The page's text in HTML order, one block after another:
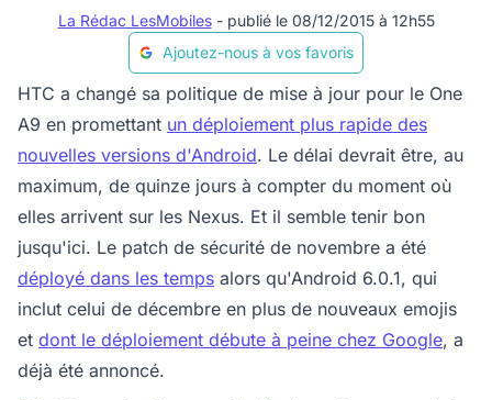
La Rédac LesMobiles - publié le 08/12/2015 à 12h55
Ajoutez-nous à vos favoris
HTC a changé sa politique de mise à jour pour le One
A9 en promettant un déploiement plus rapide des
nouvelles versions d'Android. Le délai devrait être, au
maximum, de quinze jours à compter du moment où
elles arrivent sur les Nexus. Et il semble tenir bon
jusqu'ici. Le patch de sécurité de novembre a été
déployé dans les temps alors qu'Android 6.0.1, qui
inclut celui de décembre en plus de nouveaux emojis
et dont le déploiement débute à peine chez Google, a
déjà été annoncé.